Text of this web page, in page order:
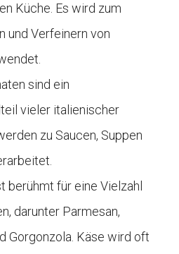
Küche. Es wird zum
und Verfeinern von
sind ein
vieler italienischer
zu Saucen, Suppen
berühmt für eine Vielzahl
darunter Parmesan,
Gorgonzola. Käse wird oft